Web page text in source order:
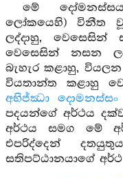
මේ
ලෝකයෙහි) විනීත
ලද්දාහු, වෙසෙසින්
වෙසෙසින් නසන
බැහැර කළාහු,
වියතාන්ත කළාහු
අභිජ්ඣා දොමනස්සං
පදයන්ගේ අර්ථය
අර්ථය සමග මේ
එපරිද්දෙන්
සතිපට්ඨානයාගේ